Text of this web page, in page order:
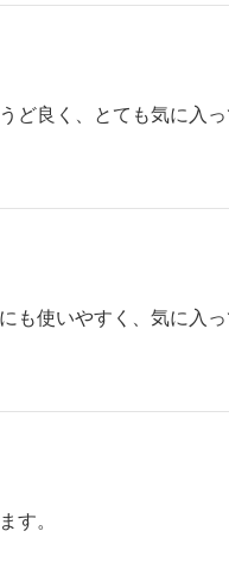
良く、とても気に入
も使いやすく、気に入っ
す。